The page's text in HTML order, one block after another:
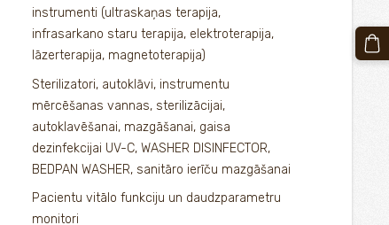
instrumenti (ultraskaņas terapija,
infrasarkano staru terapija, elektroterapija,
lāzerterapija, magnetoterapija)
Sterilizatori, autoklāvi, instrumentu
mērcēšanas vannas, sterilizācijai,
autoklavēšanai, mazgāšanai, gaisa
dezinfekcijai UV-C, WASHER DISINFECTOR,
BEDPAN WASHER, sanitāro ierīču mazgāšanai
Pacientu vitālo funkciju un daudzparametru
monitori